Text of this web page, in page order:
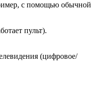
с помощью обычной
пульт).
(цифровое/